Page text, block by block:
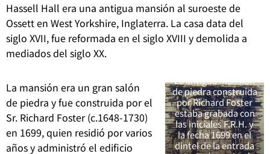
Hassell Hall era una antigua mansión al suroeste de
Ossett en West Yorkshire, Inglaterra. La casa data del
siglo XVII, fue reformada en el siglo XVIII y demolida a
mediados del siglo XX.
La antigua mansión
de piedra construida
por Richard Foster
estaba grabada con
las iniciales F.R.H. y
la fecha 1699 en el
dintel de la entrada
La mansión era un gran salón
de piedra y fue construida por el
Sr. Richard Foster (c.1648-1730)
en 1699, quien residió por varios
años y administró el edificio